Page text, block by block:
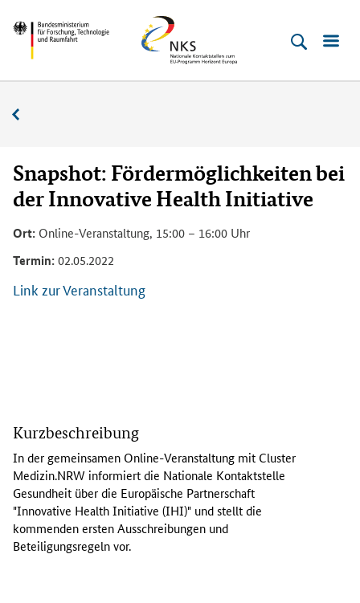
zum
Inhalt
(Eingabetaste)
zum
Hauptmenu
(Eingabetaste)
zur
Suche
(Eingabetaste)
zur
Fußleiste
(Enter)
Bundesministerium
Technologie
Raumfahrt
Horizont
Europa
Snapshot: Fördermöglichkeiten bei
der Innovative Health Initiative
Ort: Online-Veranstaltung, 15:00 – 16:00 Uhr
Termin:02.05.2022
Link zur Veranstaltung
d
e
r
O
n
l
i
Kurzbeschreibung
In der gemeinsamen Online-Veranstaltung mit Cluster
Medizin.NRW informiert die Nationale Kontaktstelle
Gesundheit über die Europäische Partnerschaft
"Innovative Health Initiative (IHI)" und stellt die
kommenden ersten Ausschreibungen und
Beteiligungsregeln vor.